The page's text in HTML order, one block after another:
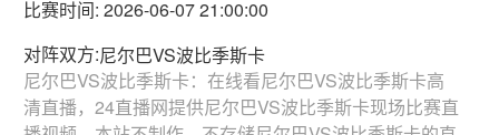
比赛时间: 2026-06-07 21:00:00
对阵双方:尼尔巴VS波比季斯卡
尼尔巴VS波比季斯卡：在线看尼尔巴VS波比季斯卡高
清直播，24直播网提供尼尔巴VS波比季斯卡现场比赛直